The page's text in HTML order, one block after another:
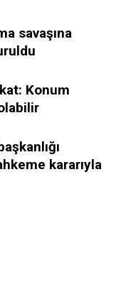
savaşına
Konum
kararıyla